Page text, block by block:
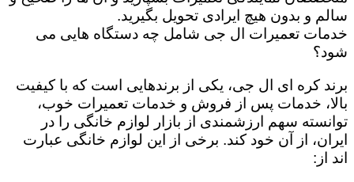
سالم و بدون هیچ ایرادی تحویل بگیرید.
خدمات تعمیرات ال جی شامل چه دستگاه هایی می
شود؟
برند کره ای ال جی، یکی از برندهایی است که با کیفیت
بالا، خدمات پس از فروش و خدمات تعمیرات خوب،
توانسته سهم ارزشمندی از بازار لوازم خانگی را در
ایران، از آن خود کند. برخی از این لوازم خانگی عبارت
اند از: